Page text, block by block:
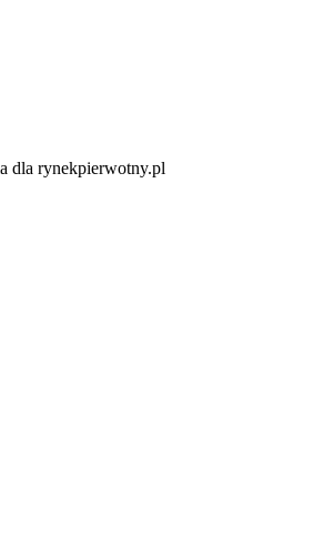
dla rynekpierwotny.pl